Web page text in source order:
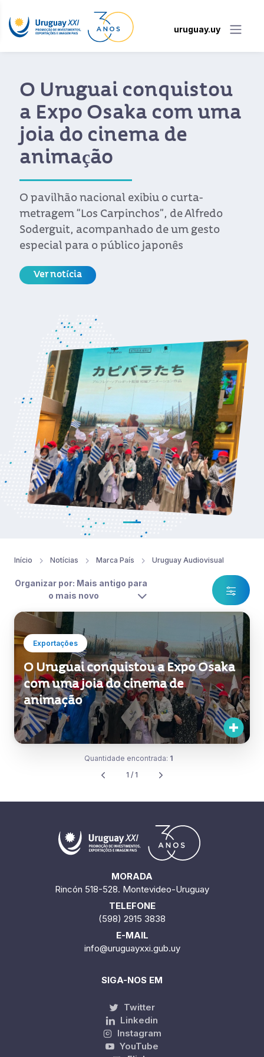
uruguay.uy
O Uruguai conquistou
a Expo Osaka com uma
joia do cinema de
animação
O pavilhão nacional exibiu o curta-
metragem “Los Carpinchos”, de Alfredo
Soderguit, acompanhado de um gesto
especial para o público japonês
Ver notícia
Início Notícias Marca País Uruguay Audiovisual
Organizar por: Mais antigo para
o mais novo
Exportações
O Uruguai conquistou a Expo Osaka
com uma joia do cinema de
animação
Quantidade encontrada: 1
1 / 1
MORADA
Rincón 518-528. Montevideo-Uruguay
TELEFONE
(598) 2915 3838
E-MAIL
info@uruguayxxi.gub.uy
SIGA-NOS EM
Twitter
Linkedin
Instagram
YouTube